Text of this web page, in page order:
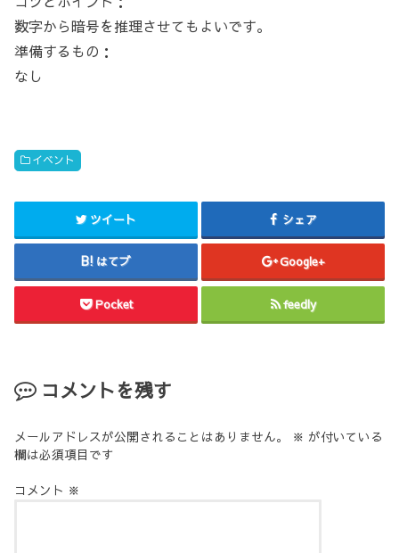
数字から暗号を推理させてもよいです。
準備するもの：
なし
イベント
ツイート シェア
はてブ Google+
Pocket feedly
コメントを残す
メールアドレスが公開されることはありません。 ※ が付いている
欄は必須項目です
コメント ※